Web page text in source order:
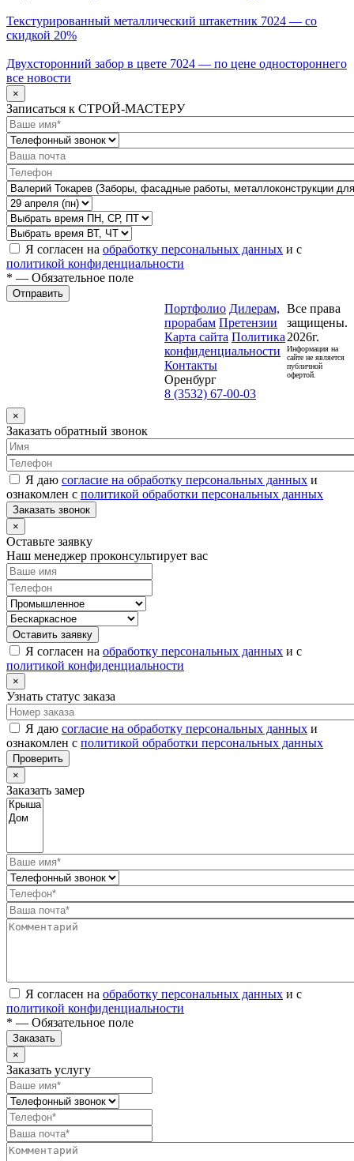
Текстурированный металлический штакетник 7024 — со
скидкой 20%
Двухсторонний забор в цвете 7024 — по цене одностороннего
все новости
×
Записаться к СТРОЙ-МАСТЕРУ
Я согласен на обработку персональных данных и с
политикой конфиденциальности
* — Обязательное поле
Отправить
Портфолио Дилерам,
прорабам Претензии
Карта сайта Политика
конфиденциальности
Контакты
Оренбург
8 (3532) 67-00-03
Все права
защищены.
2026г.
Информация на
сайте не является
публичной
офертой.
×
Заказать обратный звонок
Я даю согласие на обработку персональных данных и
ознакомлен с политикой обработки персональных данных
Заказать звонок
×
Оставьте заявку
Наш менеджер проконсультирует вас
Оставить заявку
Я согласен на обработку персональных данных и с
политикой конфиденциальности
×
Узнать статус заказа
Я даю согласие на обработку персональных данных и
ознакомлен с политикой обработки персональных данных
Проверить
×
Заказать замер
Я согласен на обработку персональных данных и с
политикой конфиденциальности
* — Обязательное поле
Заказать
×
Заказать услугу